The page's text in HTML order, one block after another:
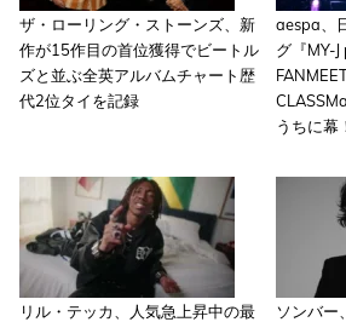
ザ・ローリング・ストーンズ、新
作が15作目の首位獲得でビートル
ズと並ぶ全英アルバムチャート歴
代2位タイを記録
aespa、
グ『MY-
うちに幕
リル・テッカ、人気急上昇中の最
ソンバー